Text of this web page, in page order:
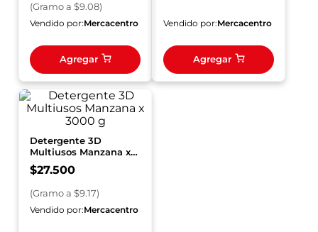
(Gramoa $9.08)
Vendido por:Mercacentro
Agregar
Vendido por:Mercacentro
Agregar
Detergente 3D
Multiusos Manzana x
3000 g
$27.500
(Gramoa $9.17)
Vendido por:Mercacentro